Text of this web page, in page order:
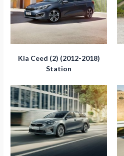
Kia Ceed (2) (2012-2018)
Station